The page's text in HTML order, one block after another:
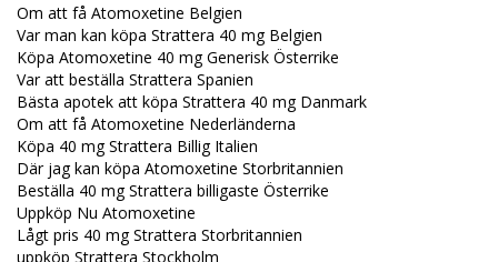
Om att få Atomoxetine Belgien
Var man kan köpa Strattera 40 mg Belgien
Köpa Atomoxetine 40 mg Generisk Österrike
Var att beställa Strattera Spanien
Bästa apotek att köpa Strattera 40 mg Danmark
Om att få Atomoxetine Nederländerna
Köpa 40 mg Strattera Billig Italien
Där jag kan köpa Atomoxetine Storbritannien
Beställa 40 mg Strattera billigaste Österrike
Uppköp Nu Atomoxetine
Lågt pris 40 mg Strattera Storbritannien
uppköp Strattera Stockholm